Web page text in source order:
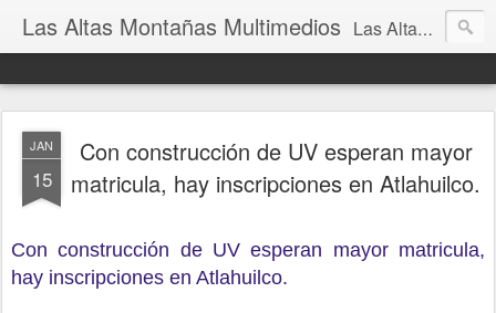
Las Altas Montañas Multimedios Las Altas Montañas Multimedios
JAN
15
Con construcción de UV esperan mayor
matricula, hay inscripciones en Atlahuilco.
Con construcción de UV esperan mayor matricula,
hay inscripciones en Atlahuilco.